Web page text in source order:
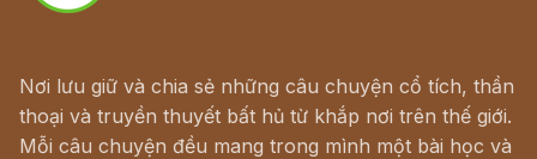
Nơi lưu giữ và chia sẻ những câu chuyện cổ tích, thần
thoại và truyền thuyết bất hủ từ khắp nơi trên thế giới.
Mỗi câu chuyện đều mang trong mình một bài học và